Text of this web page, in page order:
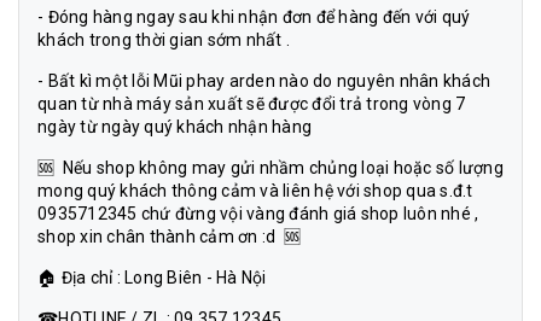
- Đóng hàng ngay sau khi nhận đơn để hàng đến với quý
khách trong thời gian sớm nhất .
- Bất kì một lỗi Mũi phay arden nào do nguyên nhân khách
quan từ nhà máy sản xuất sẽ được đổi trả trong vòng 7
ngày từ ngày quý khách nhận hàng
🆘 Nếu shop không may gửi nhầm chủng loại hoặc số lượng
mong quý khách thông cảm và liên hệ với shop qua s.đ.t
0935712345 chứ đừng vội vàng đánh giá shop luôn nhé ,
shop xin chân thành cảm ơn :d 🆘
🏠 Địa chỉ : Long Biên - Hà Nội